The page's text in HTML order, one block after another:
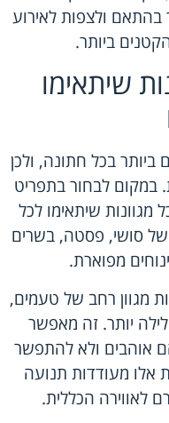
בהתאם ולצפות לאירוע
ביותר.
שיתאימו
בכל חתונה, ולכן
במקום לבחור בתפריט
שיתאימו לכל
של סושי, פסטה, בשרים
מפוארת.
מגוון רחב של טעמים,
יותר. זה מאפשר
אוהבים ולא להתפשר
אלו מעודדות תנועה
לאווירה הכללית.